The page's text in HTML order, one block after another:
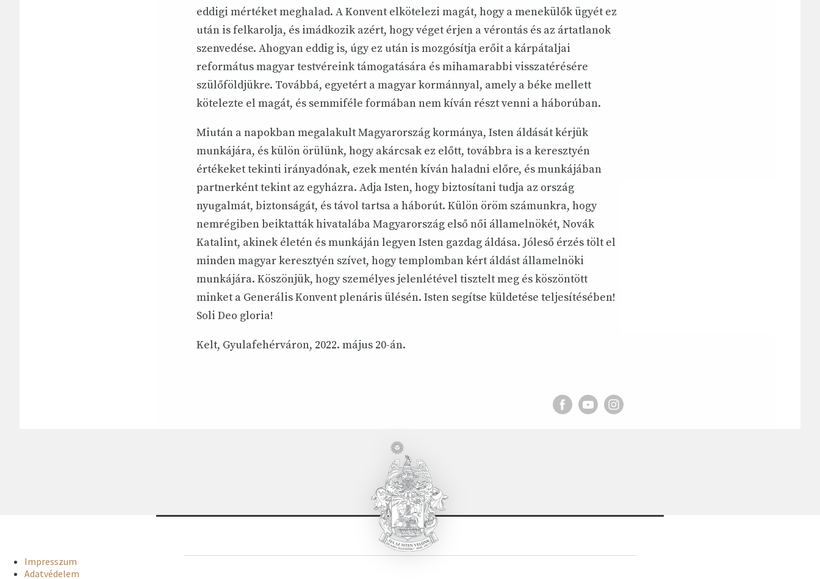
eddigi mértéket meghalad. A Konvent elkötelezi magát, hogy a menekülők ügyét ez
után is felkarolja, és imádkozik azért, hogy véget érjen a vérontás és az ártatlanok
szenvedése. Ahogyan eddig is, úgy ez után is mozgósítja erőit a kárpátaljai
református magyar testvéreink támogatására és mihamarabbi visszatérésére
szülőföldjükre. Továbbá, egyetért a magyar kormánnyal, amely a béke mellett
kötelezte el magát, és semmiféle formában nem kíván részt venni a háborúban.
Miután a napokban megalakult Magyarország kormánya, Isten áldását kérjük
munkájára, és külön örülünk, hogy akárcsak ez előtt, továbbra is a keresztyén
értékeket tekinti irányadónak, ezek mentén kíván haladni előre, és munkájában
partnerként tekint az egyházra. Adja Isten, hogy biztosítani tudja az ország
nyugalmát, biztonságát, és távol tartsa a háborút. Külön öröm számunkra, hogy
nemrégiben beiktatták hivatalába Magyarország első női államelnökét, Novák
Katalint, akinek életén és munkáján legyen Isten gazdag áldása. Jóleső érzés tölt el
minden magyar keresztyén szívet, hogy templomban kért áldást államelnöki
munkájára. Köszönjük, hogy személyes jelenlétével tisztelt meg és köszöntött
minket a Generális Konvent plenáris ülésén. Isten segítse küldetése teljesítésében!
Soli Deo gloria!
Kelt, Gyulafehérváron, 2022. május 20-án.
Impresszum
Adatvédelem